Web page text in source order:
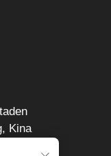
Kina